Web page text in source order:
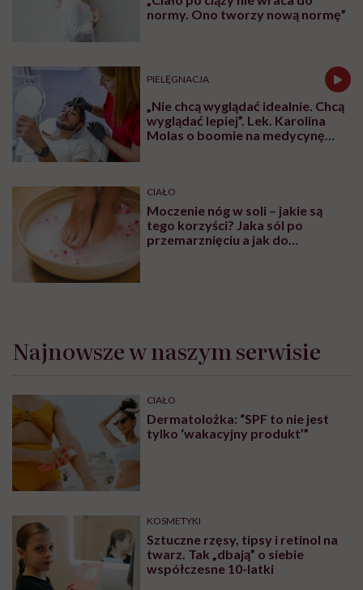
normy. Ono tworzy nową normę”
PIELĘGNACJA
„Nie chcą wyglądać idealnie. Chcą
wyglądać lepiej”. Lek. Karolina
Molas o boomie na medycynę
CIAŁO
Moczenie nóg w soli – jakie są
tego korzyści? Jaka sól po
przemarznięciu a jak do
Najnowsze w naszym serwisie
CIAŁO
Dermatolożka: “SPF to nie jest
tylko ‘wakacyjny produkt’”
KOSMETYKI
Sztuczne rzęsy, tipsy i retinol na
twarz. Tak „dbają” o siebie
współczesne 10-latki